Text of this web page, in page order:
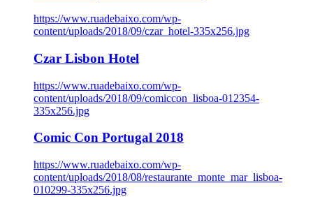
https://www.ruadebaixo.com/wp-
content/uploads/2018/09/czar_hotel-335x256.jpg
Czar Lisbon Hotel
https://www.ruadebaixo.com/wp-
content/uploads/2018/09/comiccon_lisboa-012354-
335x256.jpg
Comic Con Portugal 2018
https://www.ruadebaixo.com/wp-
content/uploads/2018/08/restaurante_monte_mar_lisboa-
010299-335x256.jpg